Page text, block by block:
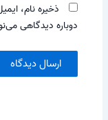
ذخیره نام،
دوباره دیدگاهی